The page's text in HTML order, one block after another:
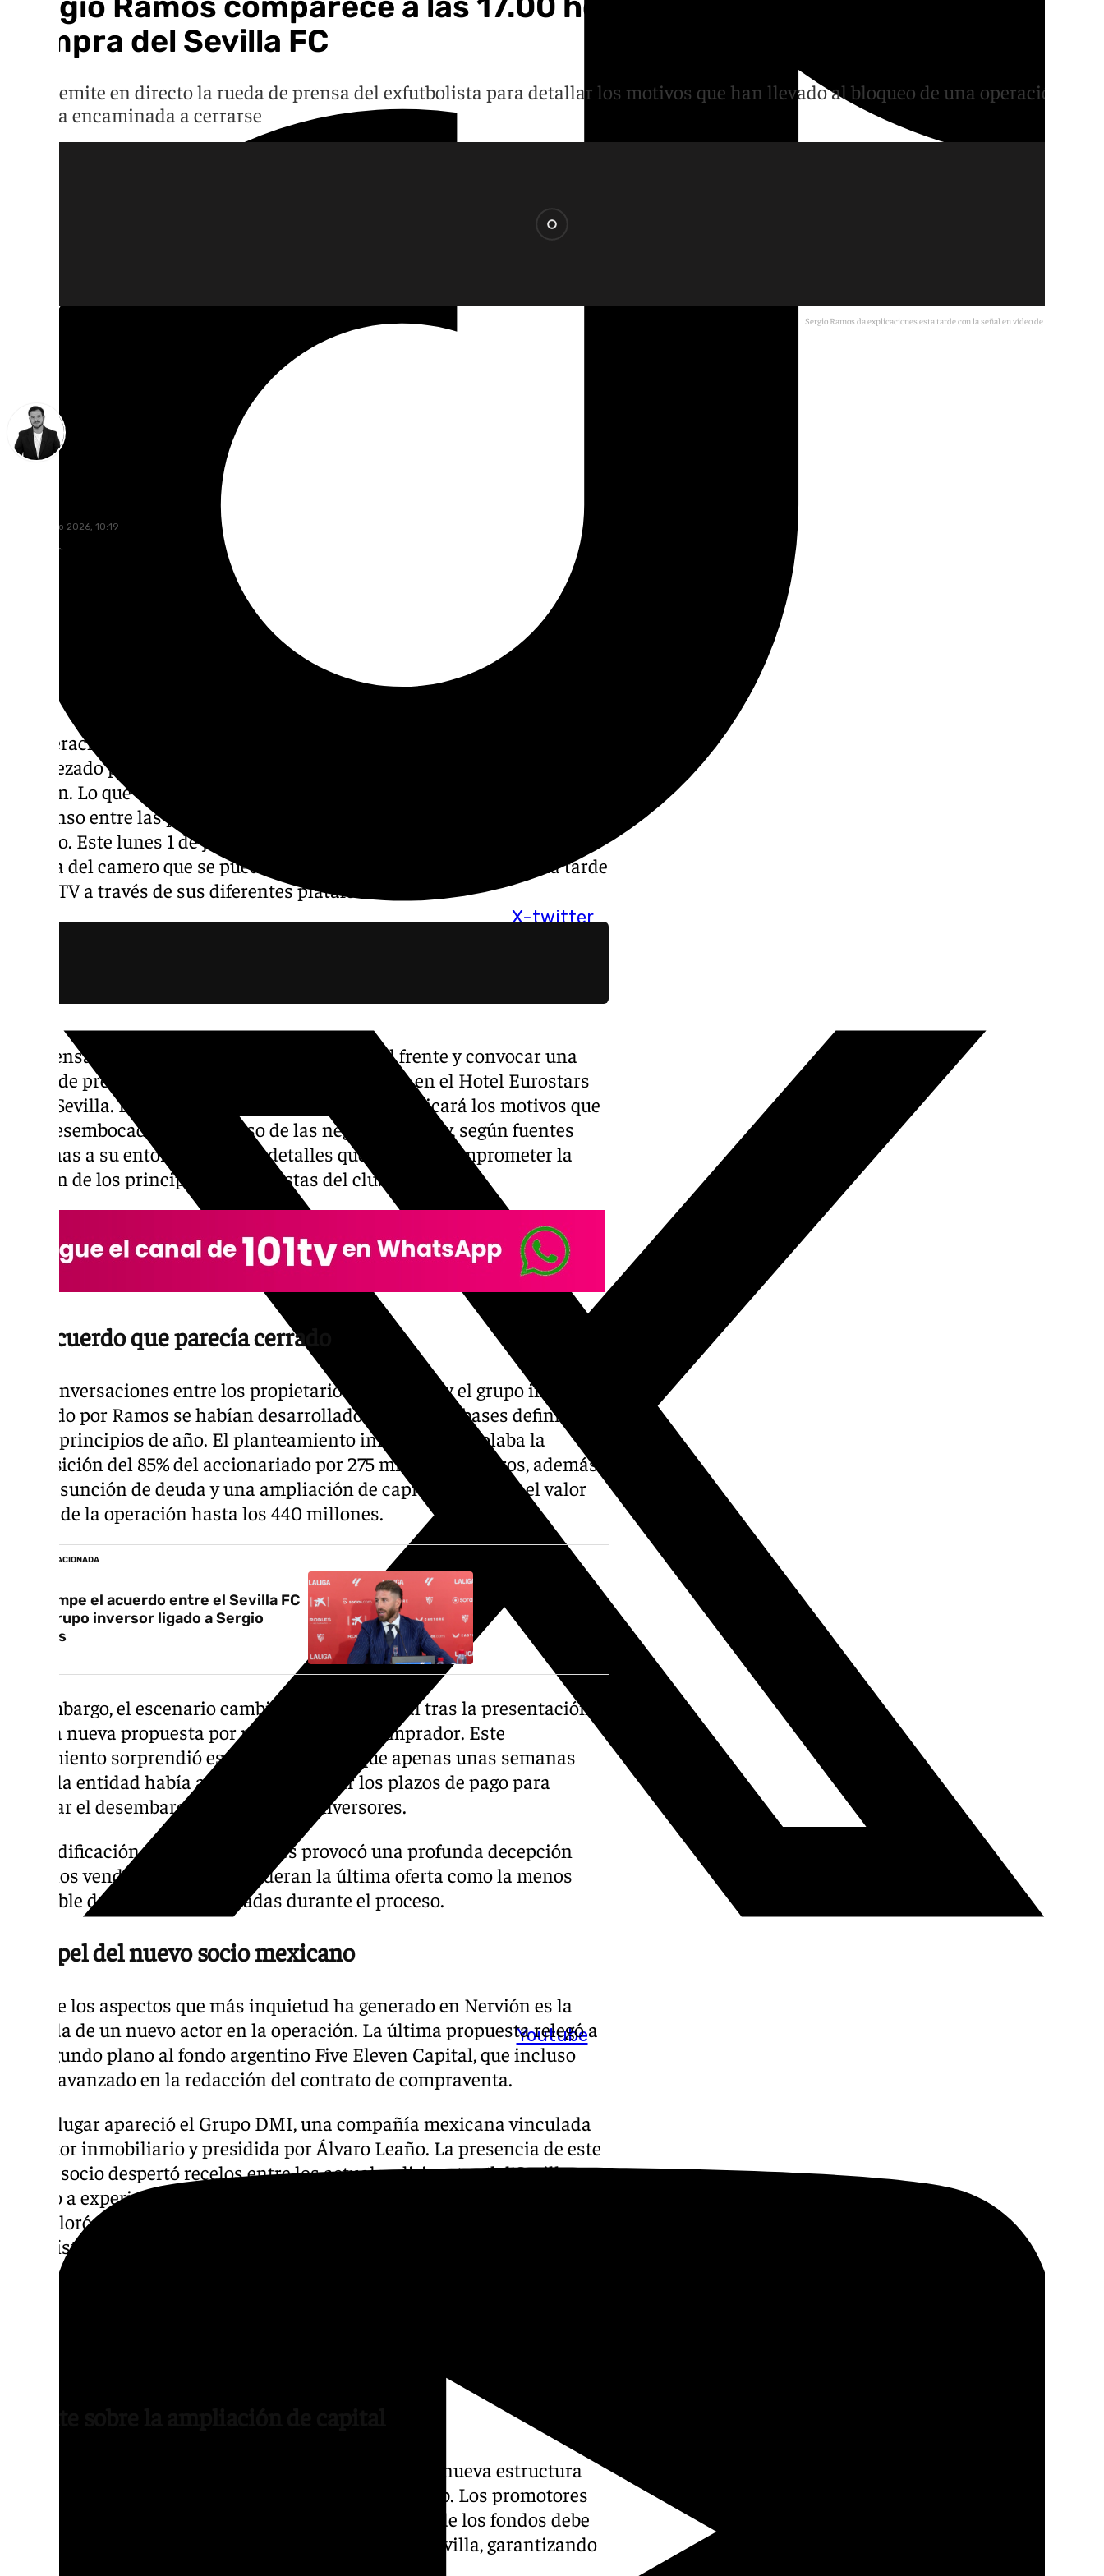
X-twitter
Youtube
compra del Sevilla FC
101TV emite en directo la rueda de prensa del exfutbolista para detallar los motivos que han llevado al bloqueo de una operación que
parecía encaminada a cerrarse
Sergio Ramos da explicaciones esta tarde con la señal en vídeo de 101 Televisión
lunes, 1 junio 2026, 10:19
Compartir:
La operación para la venta del Sevilla FC a un consorcio internacional
encabezado por Sergio Ramos ha entrado en una fase de máxima
tensión. Lo que durante meses avanzó con discreción y aparente
consenso entre las partes se ha transformado en un enfrentamiento
público. Este lunes 1 de junio hay un nuevo capítulo con la rueda de
prensa del camero que se puede ver en directo desde las cinco de la tarde
en 101TV a través de sus diferentes plataformas.
El defensa sevillano ha decidido dar un paso al frente y convocar una
rueda de prensa para este lunes a las 17.00 horas en el Hotel Eurostars
Torre Sevilla. Durante su intervención, Ramos explicará los motivos que
han desembocado en el fracaso de las negociaciones y, según fuentes
cercanas a su entorno, ofrecerá detalles que podrían comprometer la
imagen de los principales accionistas del club.
Un acuerdo que parecía cerrado
Las conversaciones entre los propietarios del Sevilla y el grupo inversor
liderado por Ramos se habían desarrollado sobre unas bases definidas
desde principios de año. El planteamiento inicial contemplaba la
adquisición del 85% del accionariado por 275 millones de euros, además
de la asunción de deuda y una ampliación de capital, elevando el valor
global de la operación hasta los 440 millones.
NOTICIA RELACIONADA
Se rompe el acuerdo entre el Sevilla FC
y el grupo inversor ligado a Sergio
Ramos
Sin embargo, el escenario cambió de forma radical tras la presentación
de una nueva propuesta por parte del grupo comprador. Este
movimiento sorprendió especialmente porque apenas unas semanas
antes la entidad había aceptado modificar los plazos de pago para
facilitar el desembarco de los nuevos inversores.
La modificación de las condiciones provocó una profunda decepción
entre los vendedores, que consideran la última oferta como la menos
favorable de todas las planteadas durante el proceso.
El papel del nuevo socio mexicano
Uno de los aspectos que más inquietud ha generado en Nervión es la
entrada de un nuevo actor en la operación. La última propuesta relegó a
un segundo plano al fondo argentino Five Eleven Capital, que incluso
había avanzado en la redacción del contrato de compraventa.
En su lugar apareció el Grupo DMI, una compañía mexicana vinculada
al sector inmobiliario y presidida por Álvaro Leaño. La presencia de este
nuevo socio despertó recelos entre los actuales dirigentes del Sevilla
debido a experiencias previas de la empresa en el fútbol español, donde
ya exploró oportunidades de inversión relacionadas con desarrollos
urbanísticos.
Desde el entorno de Sergio Ramos se defiende que la nueva estructura
financiera responde a la situación económica del club. Los promotores
de la operación sostienen que una parte importante de los fondos debe
destinarse directamente a reforzar las cuentas del Sevilla, garantizando